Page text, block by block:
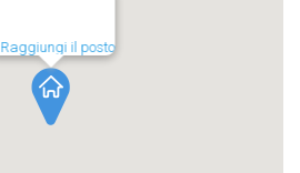
Raggiungi il posto